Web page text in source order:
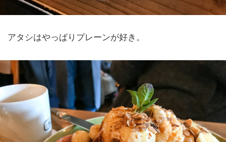
アタシはやっぱりプレーンが好き。